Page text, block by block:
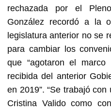
rechazada por el
González recordó a la
legislatura anterior no se
para cambiar los
que “agotaron el
recibida del anterior
en 2019”. “Se trabajó
Cristina Valido como